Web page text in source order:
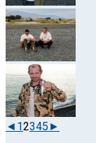
◄ 12345 ►